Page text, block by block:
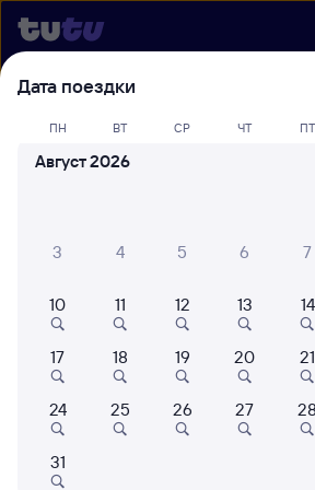
Выберите день, чтобы
билеты Санкт-
Талица
Куда
Когда
Кто едет
Найти поезда
Дата поездки
ПН ВТ СР ЧТ ПТ
Август 2026
3 4 5 6 7
10 11 12 13 14
17 18 19 20 21
24 25 26 27 28
31